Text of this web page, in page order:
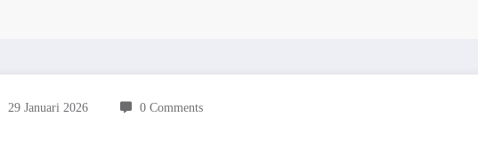
29 Januari 2026 0 Comments